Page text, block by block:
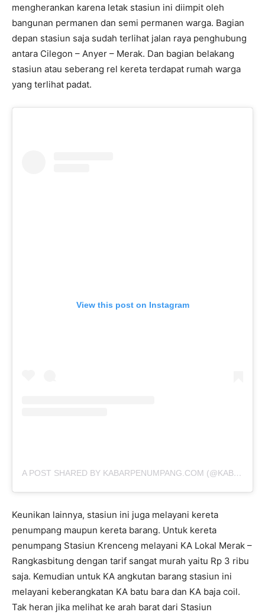
mengherankan karena letak stasiun ini diimpit oleh
bangunan permanen dan semi permanen warga. Bagian
depan stasiun saja sudah terlihat jalan raya penghubung
antara Cilegon – Anyer – Merak. Dan bagian belakang
stasiun atau seberang rel kereta terdapat rumah warga
yang terlihat padat.
View this post on Instagram
A POST SHARED BY KABARPENUMPANG.COM (@KABAR.PENUMPANG)
Keunikan lainnya, stasiun ini juga melayani kereta
penumpang maupun kereta barang. Untuk kereta
penumpang Stasiun Krenceng melayani KA Lokal Merak –
Rangkasbitung dengan tarif sangat murah yaitu Rp 3 ribu
saja. Kemudian untuk KA angkutan barang stasiun ini
melayani keberangkatan KA batu bara dan KA baja coil.
Tak heran jika melihat ke arah barat dari Stasiun